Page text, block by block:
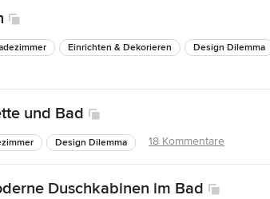
Einrichten & Dekorieren Design Dilemma
und Bad
Design Dilemma 18 Kommentare
Duschkabinen im Bad